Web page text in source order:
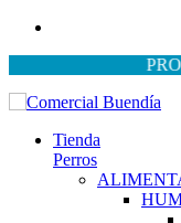
Tienda
Perros